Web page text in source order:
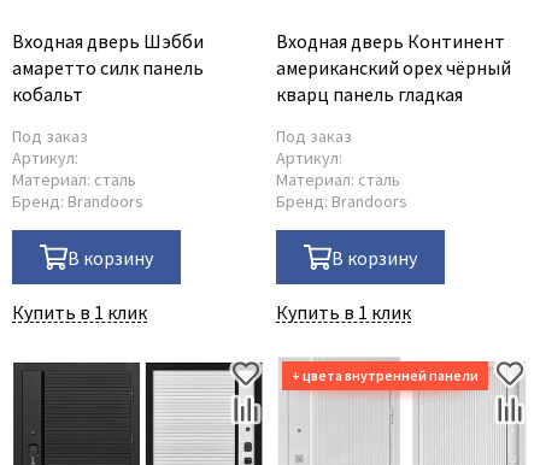
Входная дверь Шэбби
амаретто силк панель
кобальт
Под заказ
Артикул:
Материал: сталь
Бренд: Brandoors
В корзину
Купить в 1 клик
Входная дверь Континент
американский орех чёрный
кварц панель гладкая
Под заказ
Артикул:
Материал: сталь
Бренд: Brandoors
В корзину
Купить в 1 клик